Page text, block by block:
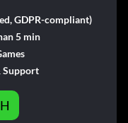
GDPR-compliant)
5 min
Support